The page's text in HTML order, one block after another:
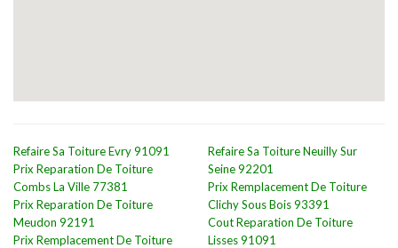
Refaire Sa Toiture Evry 91091
Prix Reparation De Toiture
Combs La Ville 77381
Prix Reparation De Toiture
Meudon 92191
Prix Remplacement De Toiture
Refaire Sa Toiture Neuilly Sur
Seine 92201
Prix Remplacement De Toiture
Clichy Sous Bois 93391
Cout Reparation De Toiture
Lisses 91091